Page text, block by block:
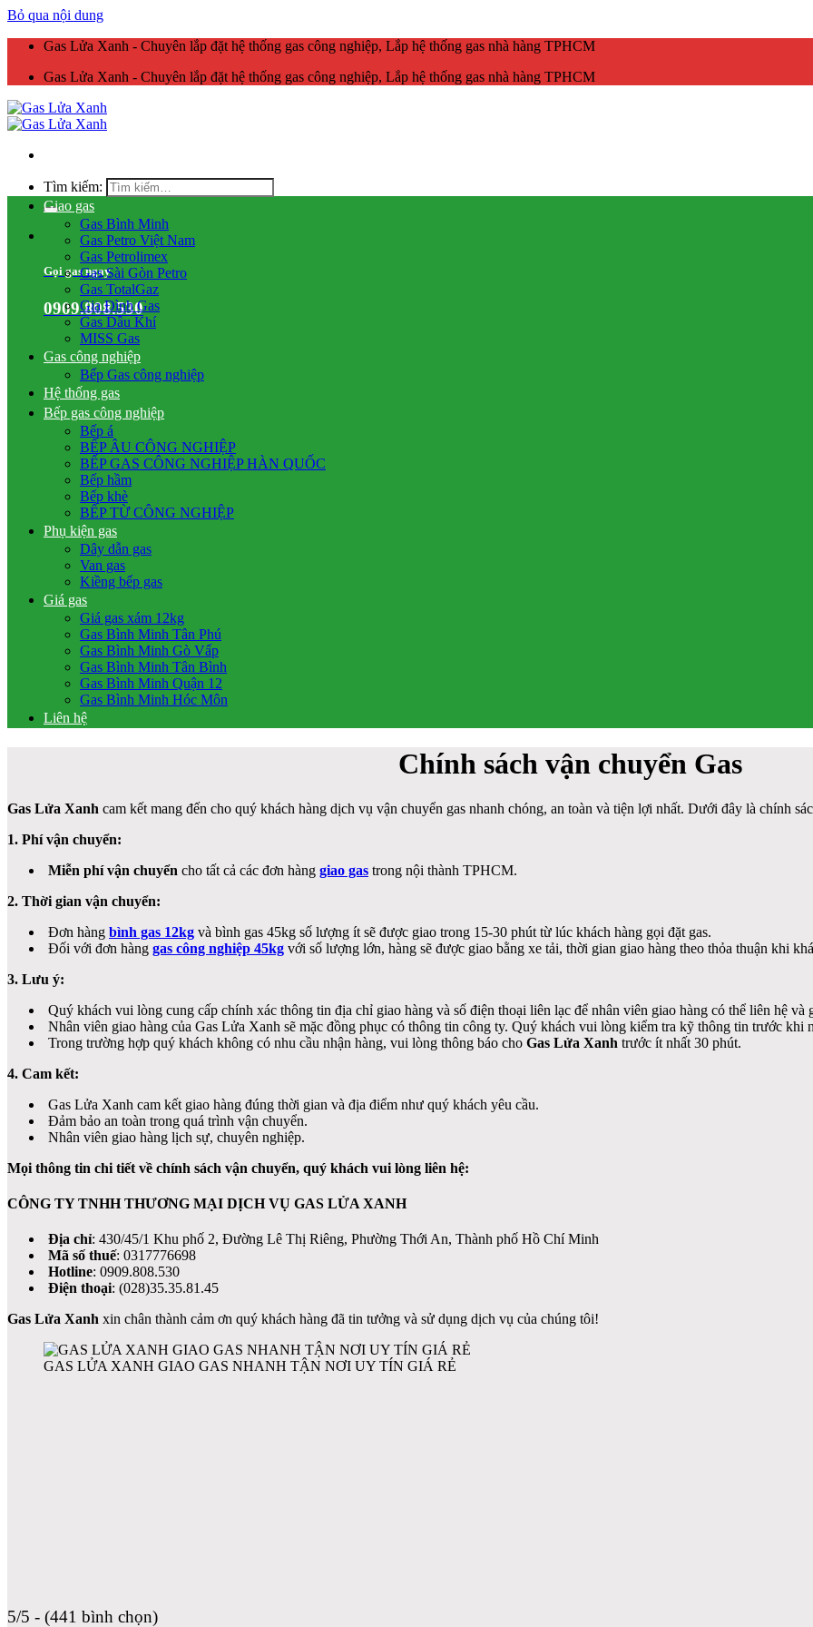
Bỏ qua nội dung
Gas Lửa Xanh - Chuyên lắp đặt hệ thống gas công nghiệp, Lắp hệ thống gas nhà hàng TPHCM
Gas Lửa Xanh - Chuyên lắp đặt hệ thống gas công nghiệp, Lắp hệ thống gas nhà hàng TPHCM
Tìm kiếm:
Gọi gas ngay
0909.808.530
Giao gas
Gas Bình Minh
Gas Petro Việt Nam
Gas Petrolimex
Gas Sài Gòn Petro
Gas TotalGaz
Gia Đình Gas
Gas Dầu Khí
MISS Gas
Gas công nghiệp
Bếp Gas công nghiệp
Hệ thống gas
Bếp gas công nghiệp
Bếp á
BẾP ÂU CÔNG NGHIỆP
BẾP GAS CÔNG NGHIỆP HÀN QUỐC
Bếp hầm
Bếp khè
BẾP TỪ CÔNG NGHIỆP
Phụ kiện gas
Dây dẫn gas
Van gas
Kiềng bếp gas
Giá gas
Giá gas xám 12kg
Gas Bình Minh Tân Phú
Gas Bình Minh Gò Vấp
Gas Bình Minh Tân Bình
Gas Bình Minh Quận 12
Gas Bình Minh Hóc Môn
Liên hệ
Chính sách vận chuyển Gas
Gas Lửa Xanh cam kết mang đến cho quý khách hàng dịch vụ vận chuyển gas nhanh chóng, an toàn và tiện lợi nhất. Dưới đây là chính
1. Phí vận chuyển:
Miễn phí vận chuyển cho tất cả các đơn hàng giao gas trong nội thành TPHCM.
2. Thời gian vận chuyển:
Đơn hàng bình gas 12kg và bình gas 45kg số lượng ít sẽ được giao trong 15-30 phút từ lúc khách hàng gọi đặt gas.
Đối với đơn hàng gas công nghiệp 45kg với số lượng lớn, hàng sẽ được giao bằng xe tải, thời gian giao hàng theo thỏa thuận khi
3. Lưu ý:
Quý khách vui lòng cung cấp chính xác thông tin địa chỉ giao hàng và số điện thoại liên lạc để nhân viên giao hàng có thể liên hệ và
Nhân viên giao hàng của Gas Lửa Xanh sẽ mặc đồng phục có thông tin công ty. Quý khách vui lòng kiểm tra kỹ thông tin trước khi
Trong trường hợp quý khách không có nhu cầu nhận hàng, vui lòng thông báo cho Gas Lửa Xanh trước ít nhất 30 phút.
4. Cam kết:
Gas Lửa Xanh cam kết giao hàng đúng thời gian và địa điểm như quý khách yêu cầu.
Đảm bảo an toàn trong quá trình vận chuyển.
Nhân viên giao hàng lịch sự, chuyên nghiệp.
Mọi thông tin chi tiết về chính sách vận chuyển, quý khách vui lòng liên hệ:
CÔNG TY TNHH THƯƠNG MẠI DỊCH VỤ GAS LỬA XANH
Địa chỉ: 430/45/1 Khu phố 2, Đường Lê Thị Riêng, Phường Thới An, Thành phố Hồ Chí Minh
Mã số thuế: 0317776698
Hotline: 0909.808.530
Điện thoại: (028)35.35.81.45
Gas Lửa Xanh xin chân thành cảm ơn quý khách hàng đã tin tưởng và sử dụng dịch vụ của chúng tôi!
GAS LỬA XANH GIAO GAS NHANH TẬN NƠI UY TÍN GIÁ RẺ
5/5 - (441 bình chọn)